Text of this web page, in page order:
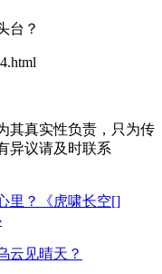
台？
其真实性负责，只为传
异议请及时联系
里？《虎啸长空[]
云见晴天？